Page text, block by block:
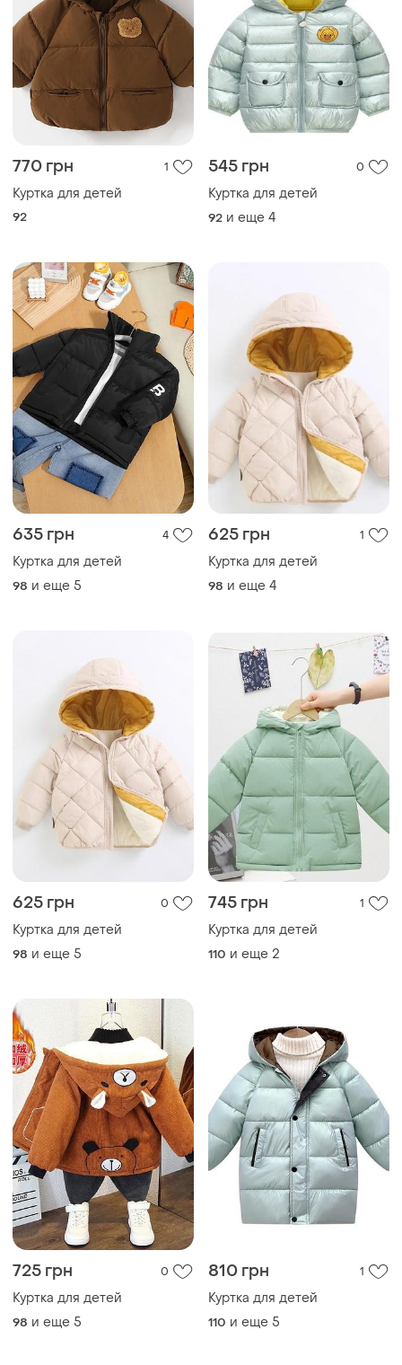
770 грн 1
Куртка для детей
92
545 грн 0
Куртка для детей
92 и еще 4
635 грн 4
Куртка для детей
98 и еще 5
625 грн 1
Куртка для детей
98 и еще 4
625 грн 0
Куртка для детей
98 и еще 5
745 грн 1
Куртка для детей
110 и еще 2
725 грн 0
Куртка для детей
98 и еще 5
810 грн 1
Куртка для детей
110 и еще 5